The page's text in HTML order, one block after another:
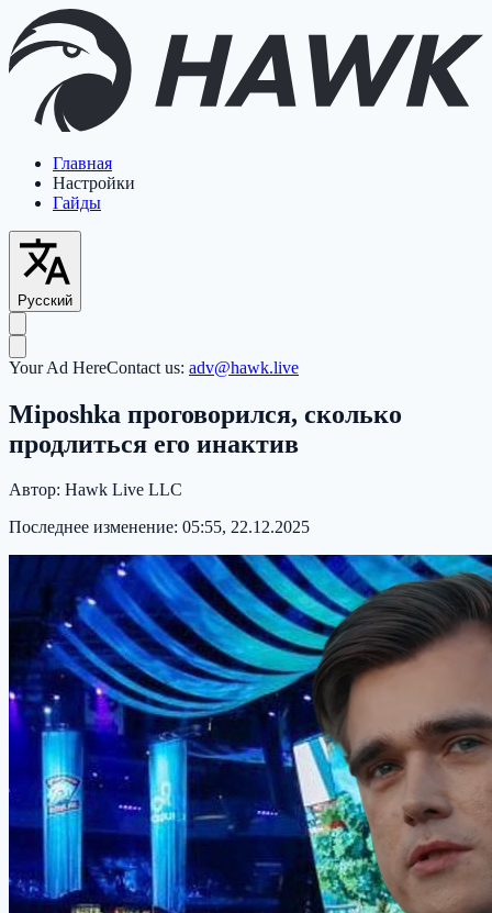
Главная
Настройки
Гайды
Русский
Your Ad HereContact us: adv@hawk.live
Miposhka проговорился, сколько
продлиться его инактив
Автор: Hawk Live LLC
Последнее изменение: 05:55, 22.12.2025